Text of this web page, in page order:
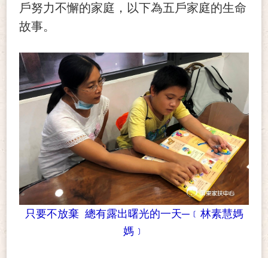
戶努力不懈的家庭，以下為五戶家庭的生命
故事。
只要不放棄 總有露出曙光的一天─﹝林素慧媽
媽﹞